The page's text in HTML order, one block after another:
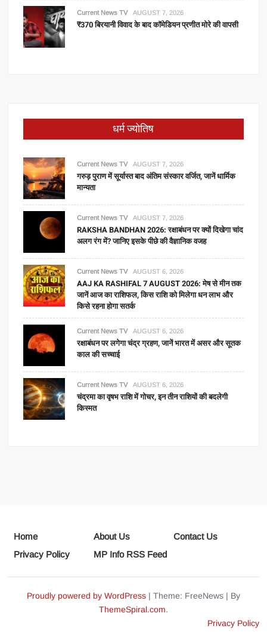
Current News TV AUGUST 7, 2026
₹370 बिरयानी विवाद के बाद कॉमेडियन प्रणीत मोरे की वापसी
धर्म ज्योतिष
Current News TV AUGUST 7, 2026
गरुड़ पुराण में सूर्यास्त बाद अंतिम संस्कार वर्जित, जानें धार्मिक
मान्यता
Current News TV AUGUST 7, 2026
RAKSHA BANDHAN 2026: रक्षाबंधन पर क्यों दिखेगा चांद
अलग रंग में? जानिए इसके पीछे की वैज्ञानिक वजह
Current News TV AUGUST 6, 2026
AAJ KA RASHIFAL 7 AUGUST 2026: मेष से मीन तक
जानें आज का राशिफल, किस राशि को मिलेगा धन लाभ और
किसे रहना होगा सतर्क
Current News TV AUGUST 6, 2026
रक्षाबंधन पर लगेगा चंद्र ग्रहण, जानें भारत में असर और सूतक
काल की सच्चाई
Current News TV AUGUST 6, 2026
चंद्रमा का वृषभ राशि में गोचर, इन तीन राशियों की बदलेगी
किस्मत
Home About Us
Contact Us
Privacy Policy
MP Info RSS Feed
Proudly powered by WordPress | Theme: FreeNews | By
ThemeSpiral.com.
Privacy Policy